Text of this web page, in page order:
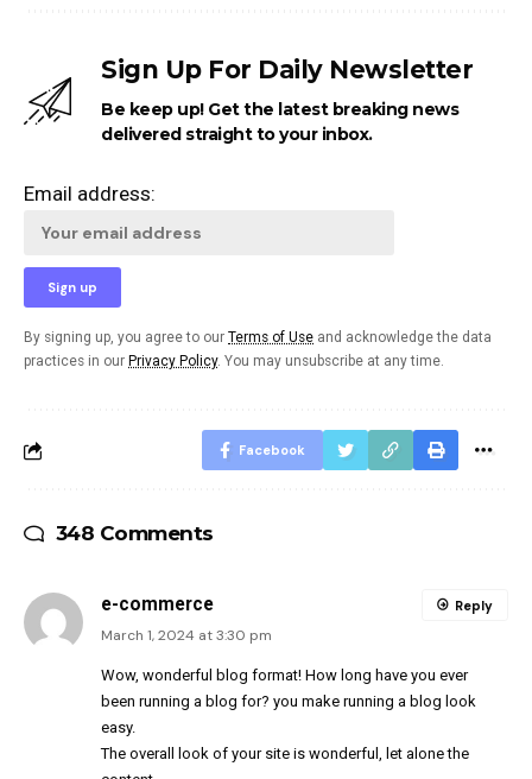
Sign Up For Daily Newsletter
Be keep up! Get the latest breaking news
delivered straight to your inbox.
Email address:
By signing up, you agree to our Terms of Use and acknowledge the data
practices in our Privacy Policy. You may unsubscribe at any time.
Facebook
348 Comments
e-commerce
March 1, 2024 at 3:30 pm
Wow, wonderful blog format! How long have you ever
been running a blog for? you make running a blog look
easy.
The overall look of your site is wonderful, let alone the
Reply